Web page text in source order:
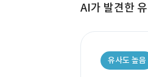
AI가 발견한
유사도 높음